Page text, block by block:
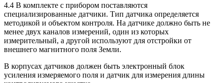
4.4 В комплекте с прибором поставляются
специализированные датчики. Тип датчика определяется
методикой и объектом контроля. На датчике должно быть не
менее двух каналов измерений, один из которых
измерительный, а другой используют для отстройки от
внешнего магнитного поля Земли.
В корпусах датчиков должен быть электронный блок
усиления измеряемого поля и датчик для измерения длины